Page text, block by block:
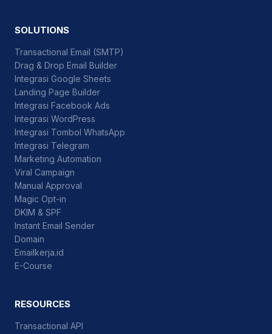
SOLUTIONS
Transactional Email (SMTP)
Drag & Drop Email Builder
Integrasi Google Sheets
Landing Page Builder
Integrasi Facebook Ads
Integrasi WordPress
Integrasi Tombol WhatsApp
Integrasi Telegram
Marketing Automation
Viral Campaign
Manual Approval
Magic Opt-in
DKIM & SPF
Instant Email Sender
Domain
Emailkerja.id
E-Course
RESOURCES
Transactional API